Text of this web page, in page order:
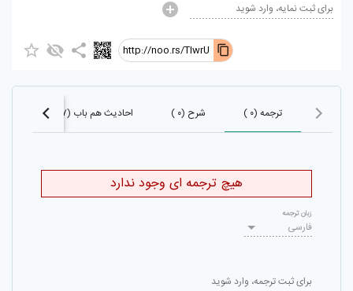
برای ثبت نمایه، وارد شوید
http://noo.rs/TlwrU
ترجمه (۰ ) شرح (۰ ) احادیث هم باب (۳۶۷)
هیچ ترجمه ای وجود ندارد
فارسی
زبان ترجمه
برای ثبت ترجمه، وارد شوید